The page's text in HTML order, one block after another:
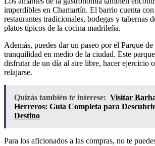
imperdibles en Chamartín. El barrio cuenta
restaurantes tradicionales, bodegas y tabernas
platos típicos de la cocina madrileña.
Además, puedes dar un paseo por el Parque
tranquilidad en medio de la ciudad. Este
disfrutar de un día al aire libre, hacer ejercicio
relajarse.
Quizás también te interese: Visitar
Herreros: Guía Completa para
Destino
Para los aficionados a las compras, no te